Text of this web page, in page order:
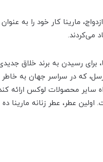
مارینا کار خود را به
می‌کردند.
برای رسیدن به برند خلاق
که در سراسر جهان به
سایر محصولات لوکس ارائه
عطر، عطر زنانه مارینا ده بوربن،